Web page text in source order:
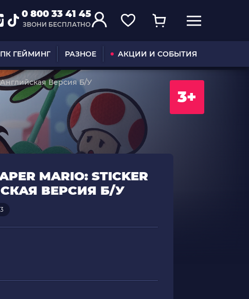
0 800 33 41 45
ЗВОНИ БЕСПЛАТНО
ПК ГЕЙМИНГ РАЗНОЕ АКЦИИ И СОБЫТИЯ
Версия Б/У
3+
MARIO: STICKER
ВЕРСИЯ Б/У